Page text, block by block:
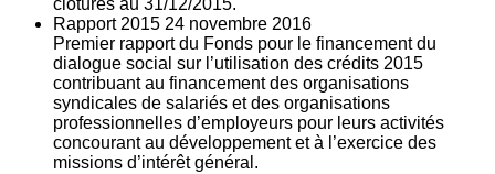
clôturés au 31/12/2015.
Rapport 2015 24 novembre 2016
Premier rapport du Fonds pour le financement du
dialogue social sur l’utilisation des crédits 2015
contribuant au financement des organisations
syndicales de salariés et des organisations
professionnelles d’employeurs pour leurs activités
concourant au développement et à l’exercice des
missions d’intérêt général.